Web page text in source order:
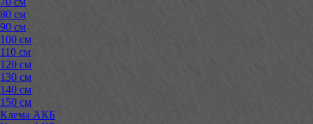
80 см
90 см
100 см
110 см
120 см
130 см
140 см
150 см
Клема АКБ